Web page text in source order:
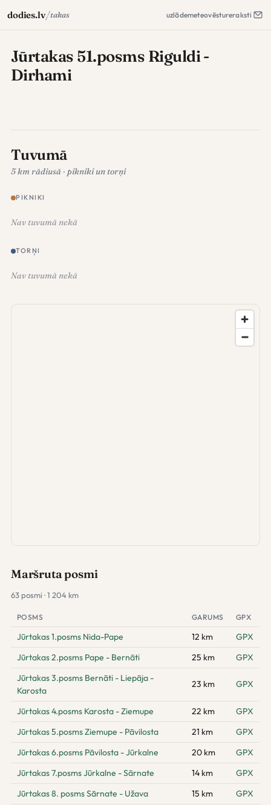
dodies.lv/takas uzlādemeteovēstureraksti
Jūrtakas 51.posms Riguldi -
Dirhami
Tuvumā
5 km rādiusā · pikniki un torņi
PIKNIKI
Nav tuvumā nekā
TORŅI
Nav tuvumā nekā
Maršruta posmi
63 posmi · 1 204 km
POSMS GARUMS GPX
Jūrtakas 1.posms Nida-Pape 12 km
GPX
Jūrtakas 2.posms Pape - Bernāti
25 km
GPX
Jūrtakas 3.posms Bernāti - Liepāja -
Karosta
23 km GPX
Jūrtakas 4.posms Karosta - Ziemupe 22 km
GPX
Jūrtakas 5.posms Ziemupe - Pāvilosta
21 km
GPX
Jūrtakas 6.posms Pāvilosta - Jūrkalne
20 km
GPX
Jūrtakas 7.posms Jūrkalne - Sārnate
14 km
GPX
Jūrtakas 8. posms Sārnate - Užava
15 km
GPX